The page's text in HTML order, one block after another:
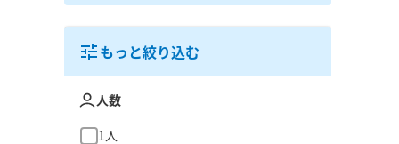
もっと絞り込む
人数
1人